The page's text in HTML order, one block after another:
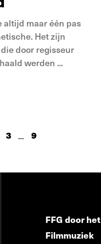
altijd maar één pas
Het zijn
door regisseur
werden ...
3 ... 9
FFG door
Filmmuziek